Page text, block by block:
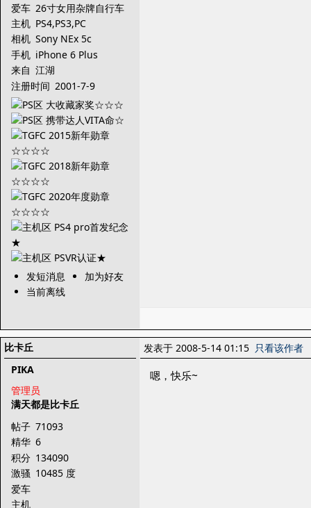
爱车 26寸女用杂牌自行车
主机 PS4,PS3,PC
相机 Sony NEx 5c
手机 iPhone 6 Plus
来自 江湖
注册时间 2001-7-9
发短消息
加为好友
当前离线
比卡丘
PIKA
管理员
满天都是比卡丘
帖子 71093
精华 6
积分 134090
激骚 10485 度
爱车
主机
发表于 2008-5-14 01:15 只看该作者
嗯，快乐~